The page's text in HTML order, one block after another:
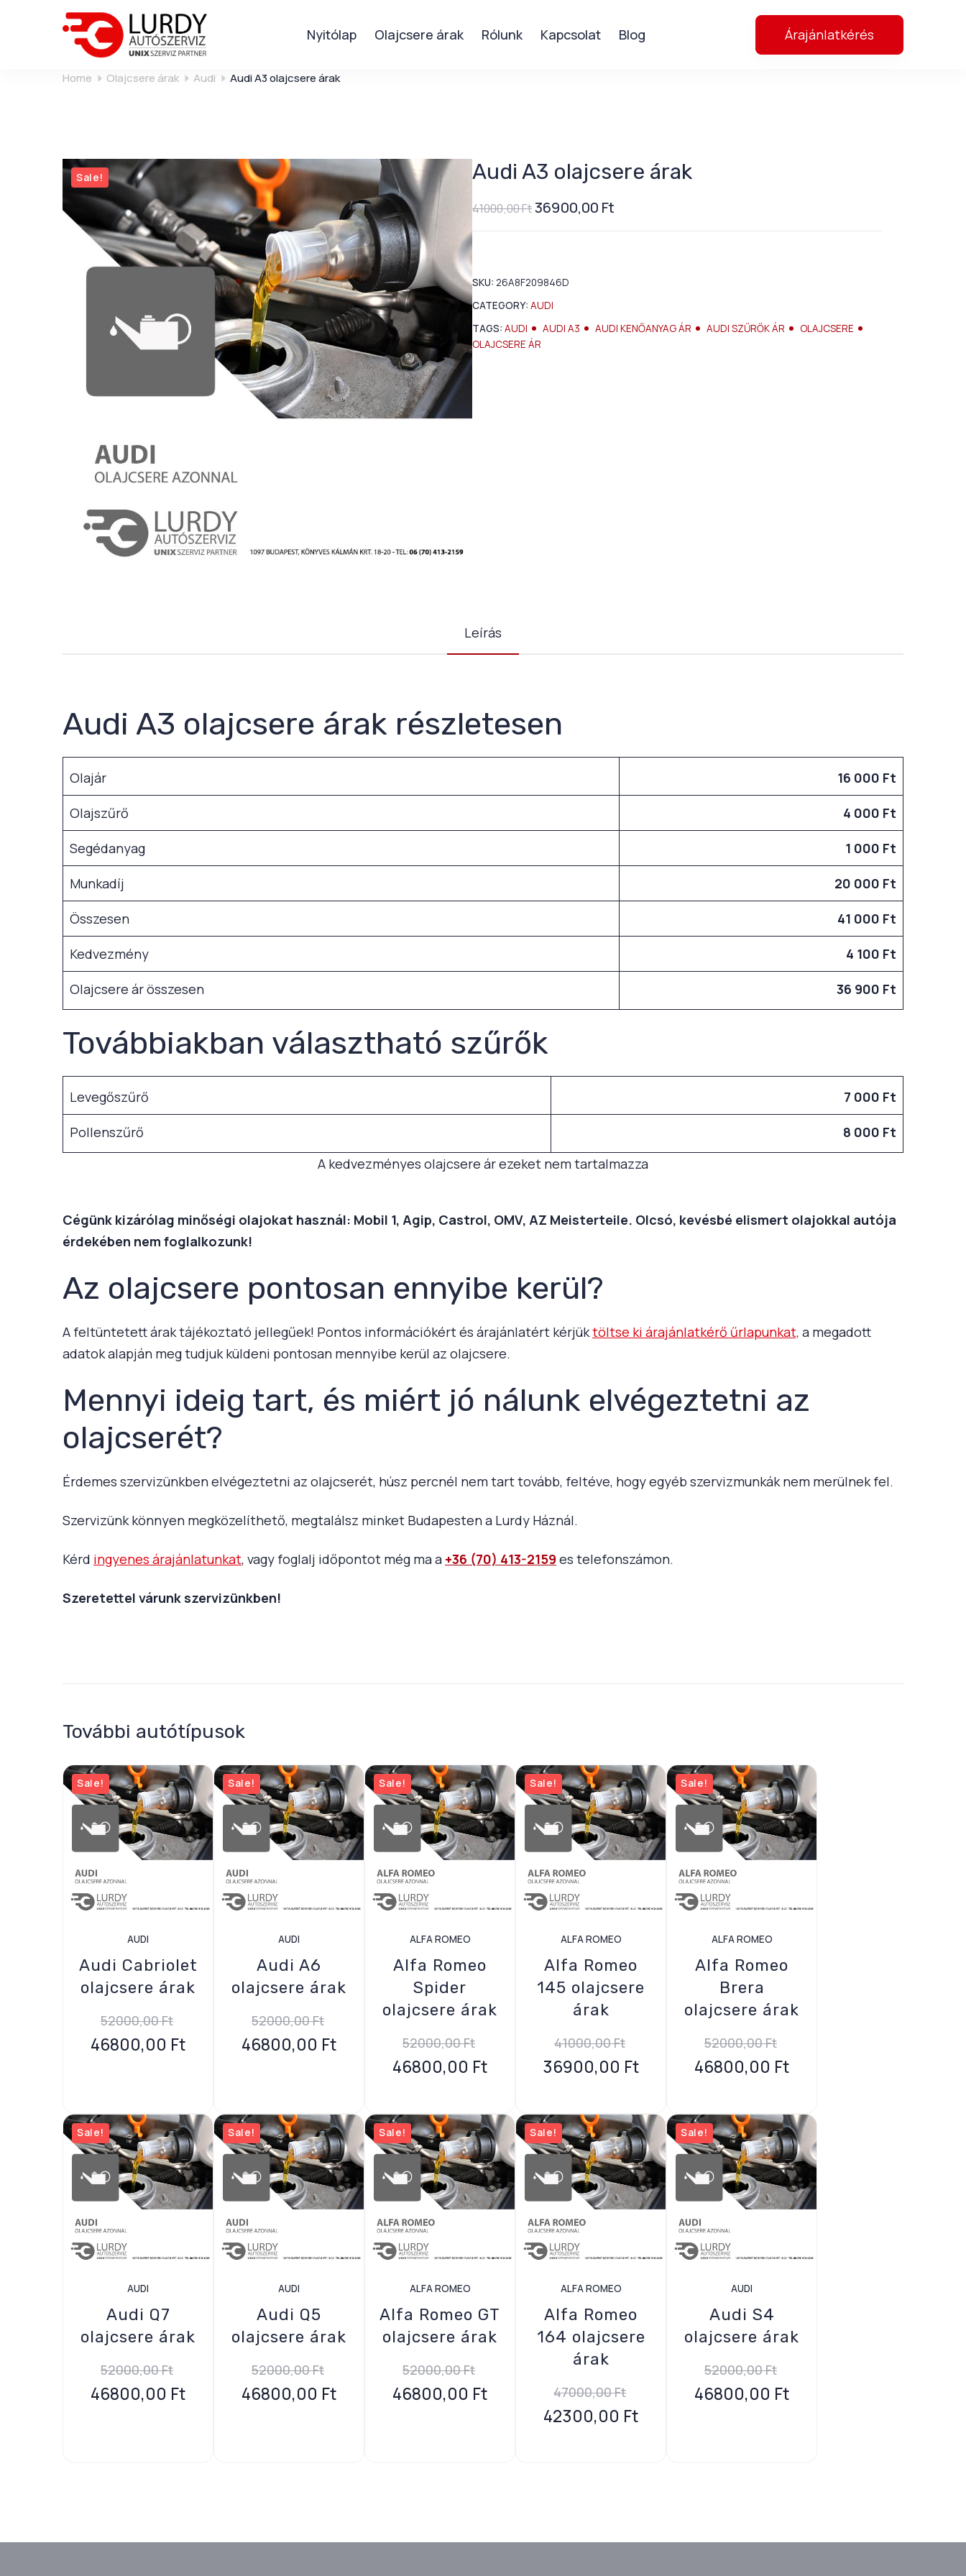
Nyitólap Olajcsere árak Rólunk Kapcsolat Blog Árajánlatkérés
Home Olajcsere árak Audi Audi A3 olajcsere árak
Sale! Audi A3 olajcsere árak
41000,00Ft36900,00 Ft
SKU: 26A8F209846D
CATEGORY: AUDI
TAGS: AUDI AUDI A3 AUDI KENŐANYAG ÁR AUDI SZŰRŐK ÁR
OLAJCSERE
OLAJCSERE ÁR
Leírás
Audi A3 olajcsere árak részletesen
Olajár 16 000 Ft
Olajszűrő 4 000 Ft
Segédanyag 1 000 Ft
Munkadíj 20 000 Ft
Összesen 41 000 Ft
Kedvezmény 4 100 Ft
Olajcsere ár összesen 36 900 Ft
Továbbiakban választható szűrők
Levegőszűrő 7 000 Ft
Pollenszűrő
8 000 Ft
A kedvezményes olajcsere ár ezeket nem tartalmazza
Cégünk kizárólag minőségi olajokat használ: Mobil 1, Agip, Castrol, OMV, AZ Meisterteile. Olcsó, kevésbé elismert olajokkal autója
érdekében nem foglalkozunk!
Az olajcsere pontosan ennyibe kerül?
A feltüntetett árak tájékoztató jellegűek! Pontos információkért és árajánlatért kérjüktöltse ki árajánlatkérő űrlapunkat, a megadott
adatok alapján meg tudjuk küldeni pontosan mennyibe kerül az olajcsere.
Mennyi ideig tart, és miért jó nálunk elvégeztetni az
olajcserét?
Érdemes szervizünkben elvégeztetni az olajcserét, húsz percnél nem tart tovább, feltéve, hogy egyéb szervizmunkák nem merülnek fel.
Szervizünk könnyen megközelíthető, megtalálsz minket Budapesten a Lurdy Háznál.
Kérd ingyenes árajánlatunkat, vagy foglalj időpontot még ma a +36 (70) 413-2159 es telefonszámon.
Szeretettel várunk szervizünkben!
További autótípusok
Sale!
AUDI
Audi Cabriolet
olajcsere árak
52000,00Ft
46800,00 Ft
Sale!
AUDI
Audi A6
olajcsere árak
52000,00Ft
46800,00 Ft
Sale!
ALFA ROMEO
Alfa Romeo
Spider
olajcsere árak
52000,00Ft
46800,00 Ft
Sale!
ALFA ROMEO
Alfa Romeo
145 olajcsere
árak
41000,00Ft
36900,00 Ft
Sale!
ALFA ROMEO
Alfa Romeo
Brera
olajcsere árak
52000,00Ft
46800,00 Ft
Sale!
AUDI
Audi Q7
olajcsere árak
52000,00Ft
46800,00 Ft
Sale!
AUDI
Audi Q5
olajcsere árak
52000,00Ft
46800,00 Ft
Sale!
ALFA ROMEO
Alfa Romeo GT
olajcsere árak
52000,00Ft
46800,00 Ft
Sale!
ALFA ROMEO
Alfa Romeo
164 olajcsere
árak
47000,00Ft
42300,00 Ft
Sale!
AUDI
Audi S4
olajcsere árak
52000,00Ft
46800,00 Ft